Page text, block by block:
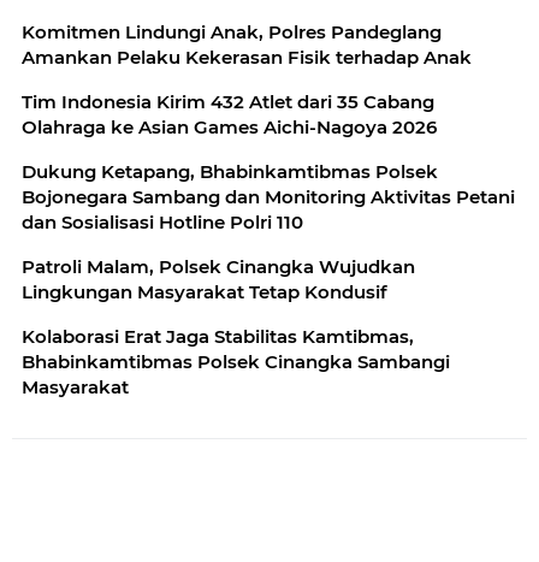
Komitmen Lindungi Anak, Polres Pandeglang
Amankan Pelaku Kekerasan Fisik terhadap Anak
Tim Indonesia Kirim 432 Atlet dari 35 Cabang
Olahraga ke Asian Games Aichi-Nagoya 2026
Dukung Ketapang, Bhabinkamtibmas Polsek
Bojonegara Sambang dan Monitoring Aktivitas Petani
dan Sosialisasi Hotline Polri 110
Patroli Malam, Polsek Cinangka Wujudkan
Lingkungan Masyarakat Tetap Kondusif
Kolaborasi Erat Jaga Stabilitas Kamtibmas,
Bhabinkamtibmas Polsek Cinangka Sambangi
Masyarakat